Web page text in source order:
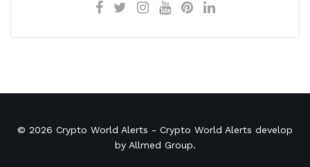
© 2026 Crypto World Alerts - Crypto World Alerts develop
by Allmed Group.